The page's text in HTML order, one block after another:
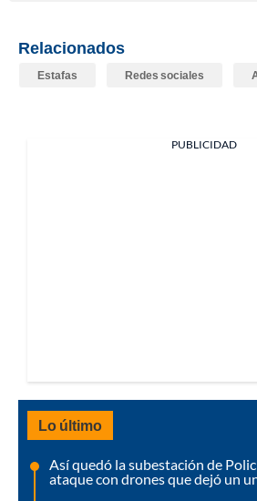
Relacionados
Estafas Redes sociales
PUBLICIDAD
Lo último
Así quedó la subestación de
ataque con drones que dejó un